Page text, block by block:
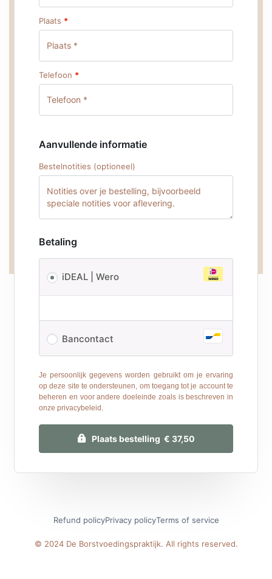
Plaats *
Telefoon *
Aanvullende informatie
Bestelnotities (optioneel)
Betaling
iDEAL | Wero
Bancontact
Je persoonlijk gegevens worden gebruikt om je ervaring
op deze site te ondersteunen, om toegang tot je account te
beheren en voor andere doeleinde zoals is beschreven in
onze privacybeleid .
Plaats bestelling € 37,50
Refund policyPrivacy policyTerms of service
© 2024 De Borstvoedingspraktijk. All rights reserved.